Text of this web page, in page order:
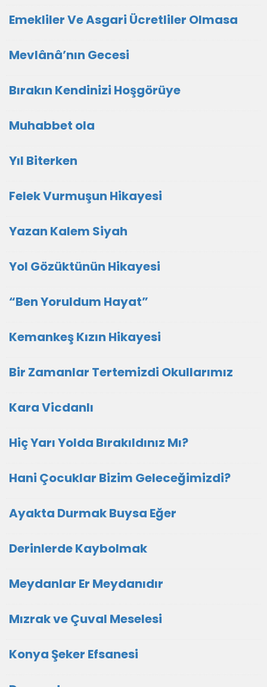
Emekliler Ve Asgari Ücretliler Olmasa
Mevlânâ’nın Gecesi
Bırakın Kendinizi Hoşgörüye
Muhabbet ola
Yıl Biterken
Felek Vurmuşun Hikayesi
Yazan Kalem Siyah
Yol Gözüktünün Hikayesi
“Ben Yoruldum Hayat”
Kemankeş Kızın Hikayesi
Bir Zamanlar Tertemizdi Okullarımız
Kara Vicdanlı
Hiç Yarı Yolda Bırakıldınız Mı?
Hani Çocuklar Bizim Geleceğimizdi?
Ayakta Durmak Buysa Eğer
Derinlerde Kaybolmak
Meydanlar Er Meydanıdır
Mızrak ve Çuval Meselesi
Konya Şeker Efsanesi